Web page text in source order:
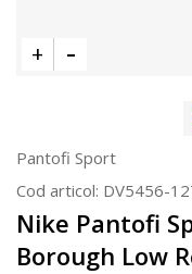
Pantofi Sport
Cod articol: DV5456-
Nike Pantofi
Borough Low